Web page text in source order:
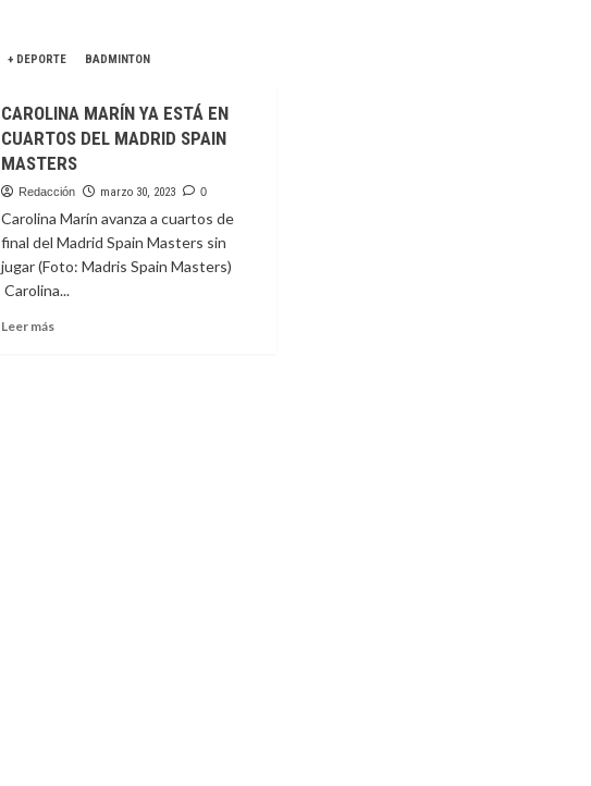
+ DEPORTE BADMINTON
CAROLINA MARÍN YA ESTÁ EN
CUARTOS DEL MADRID SPAIN
MASTERS
Redacción marzo 30, 2023 0
Carolina Marín avanza a cuartos de
final del Madrid Spain Masters sin
jugar (Foto: Madris Spain Masters)
Carolina...
Leer más